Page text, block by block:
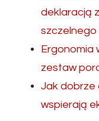
deklaracją
Ergonomia
zestaw
Jak dobrze
wspierają